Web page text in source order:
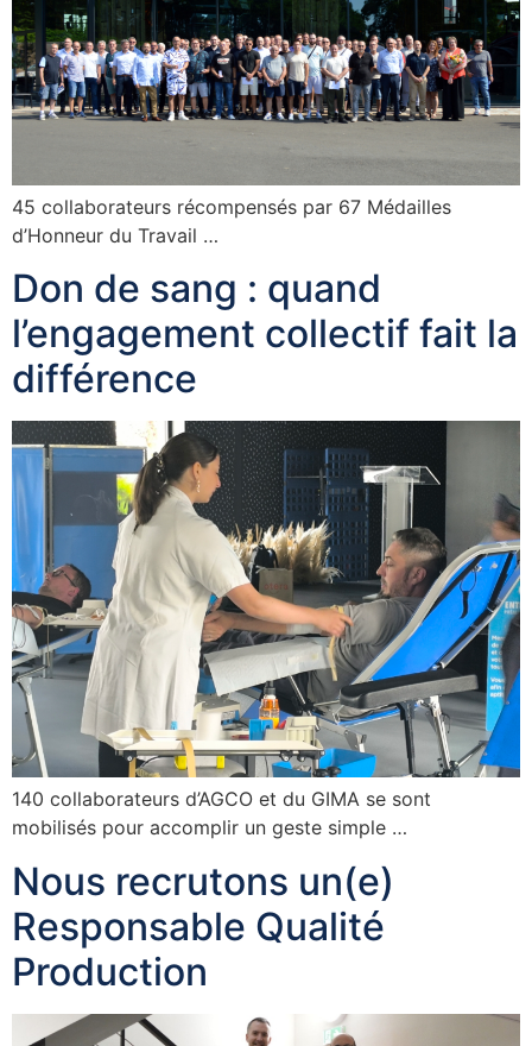
45 collaborateurs récompensés par 67 Médailles
d’Honneur du Travail …
Don de sang : quand
l’engagement collectif fait la
différence
140 collaborateurs d’AGCO et du GIMA se sont
mobilisés pour accomplir un geste simple …
Nous recrutons un(e)
Responsable Qualité
Production